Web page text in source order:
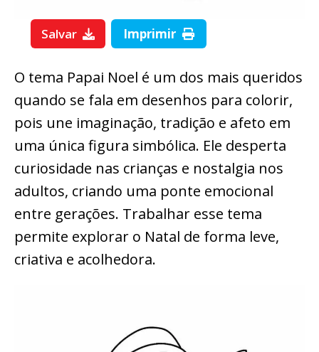
Salvar Imprimir
O tema Papai Noel é um dos mais queridos
quando se fala em desenhos para colorir,
pois une imaginação, tradição e afeto em
uma única figura simbólica. Ele desperta
curiosidade nas crianças e nostalgia nos
adultos, criando uma ponte emocional
entre gerações. Trabalhar esse tema
permite explorar o Natal de forma leve,
criativa e acolhedora.